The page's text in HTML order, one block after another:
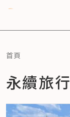
首頁
永續旅行